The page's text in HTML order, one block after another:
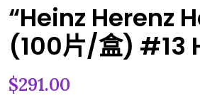
“Heinz Herenz
(100片/盒) #13
$291.00